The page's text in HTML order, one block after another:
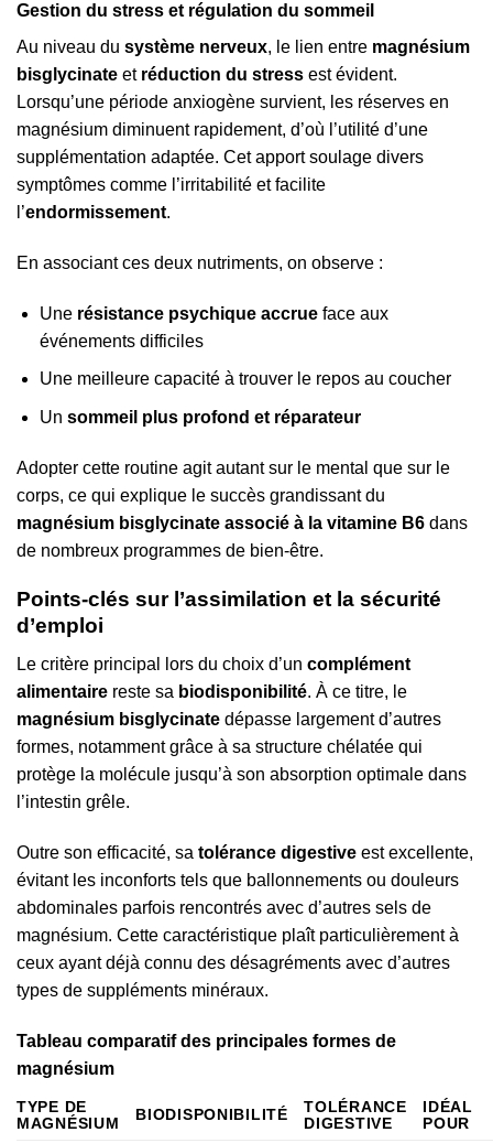
Gestion du stress et régulation du sommeil
Au niveau du système nerveux, le lien entre magnésium
bisglycinate et réduction du stress est évident.
Lorsqu’une période anxiogène survient, les réserves en
magnésium diminuent rapidement, d’où l’utilité d’une
supplémentation adaptée. Cet apport soulage divers
symptômes comme l’irritabilité et facilite
l’endormissement.
En associant ces deux nutriments, on observe :
Une résistance psychique accrueface aux
événements difficiles
Une meilleure capacité à trouver le repos au coucher
Un sommeil plus profond et réparateur
Adopter cette routine agit autant sur le mental que sur le
corps, ce qui explique le succès grandissant du
magnésium bisglycinate associé à la vitamine B6 dans
de nombreux programmes de bien-être.
Points-clés sur l’assimilation et la sécurité
d’emploi
Le critère principal lors du choix d’un complément
alimentaire reste sa biodisponibilité. À ce titre, le
magnésium bisglycinate dépasse largement d’autres
formes, notamment grâce à sa structure chélatée qui
protège la molécule jusqu’à son absorption optimale dans
l’intestin grêle.
Outre son efficacité, sa tolérance digestive est excellente,
évitant les inconforts tels que ballonnements ou douleurs
abdominales parfois rencontrés avec d’autres sels de
magnésium. Cette caractéristique plaît particulièrement à
ceux ayant déjà connu des désagréments avec d’autres
types de suppléments minéraux.
Tableau comparatif des principales formes de
magnésium
TYPE DE
MAGNÉSIUM
BIODISPONIBILITÉ
TOLÉRANCE
DIGESTIVE
IDÉAL
POUR